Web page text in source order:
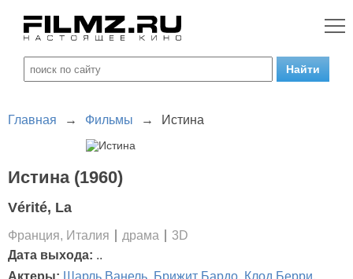
Главная → Фильмы → Истина
Истина (1960)
Vérité, La
Франция, Италия драма
3D
Дата выхода: ..
Актеры: Шарль Ванель, Брижит Бардо, Клод Берри,